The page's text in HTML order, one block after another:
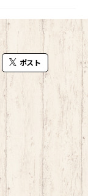
ポスト